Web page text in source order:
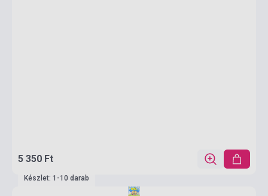
5 350 Ft
Készlet: 1-10 darab